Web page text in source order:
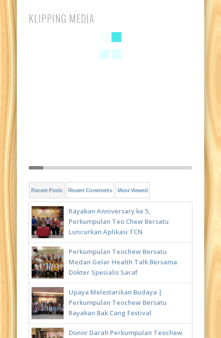
KLIPPING MEDIA
Recent Posts Recent Comments Most Viewed
Rayakan Anniversary ke 5,
Perkumpulan Teo Chew Bersatu
Luncurkan Aplikasi TCN
Perkumpulan Teochew Bersatu
Medan Gelar Health Talk Bersama
Dokter Spesialis Saraf
Upaya Melestarikan Budaya |
Perkumpulan Teochew Bersatu
Rayakan Bak Cang Festival
Donor Darah Perkumpulan Teochew